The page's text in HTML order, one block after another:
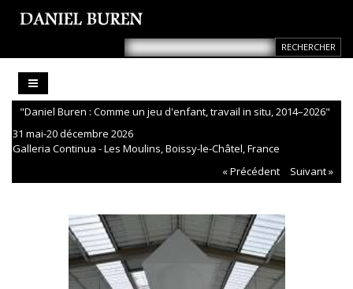
"Daniel Buren : Comme un jeu d'enfant, travail in situ, 2014–2026"
31 mai-20 décembre 2026
Galleria Continua - Les Moulins, Boissy-le-Châtel, France
« Précédent
Suivant »